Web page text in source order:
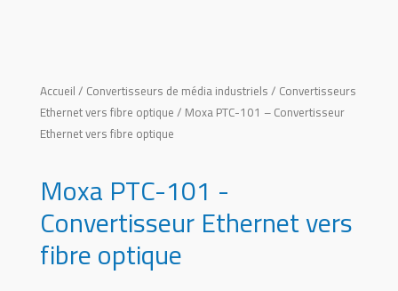
Accueil / Convertisseurs de média industriels / Convertisseurs
Ethernet vers fibre optique / Moxa PTC-101 – Convertisseur
Ethernet vers fibre optique
Moxa PTC-101 -
Convertisseur Ethernet vers
fibre optique